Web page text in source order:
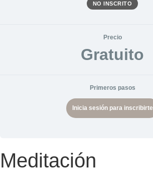
NO INSCRITO
Precio
Gratuito
Primeros pasos
Inicia sesión para inscribirte
Meditación